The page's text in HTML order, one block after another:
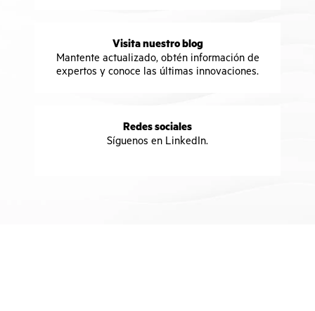
Visita nuestro blog
Mantente actualizado, obtén información de
expertos y conoce las últimas innovaciones.
Redes sociales
Síguenos en LinkedIn.